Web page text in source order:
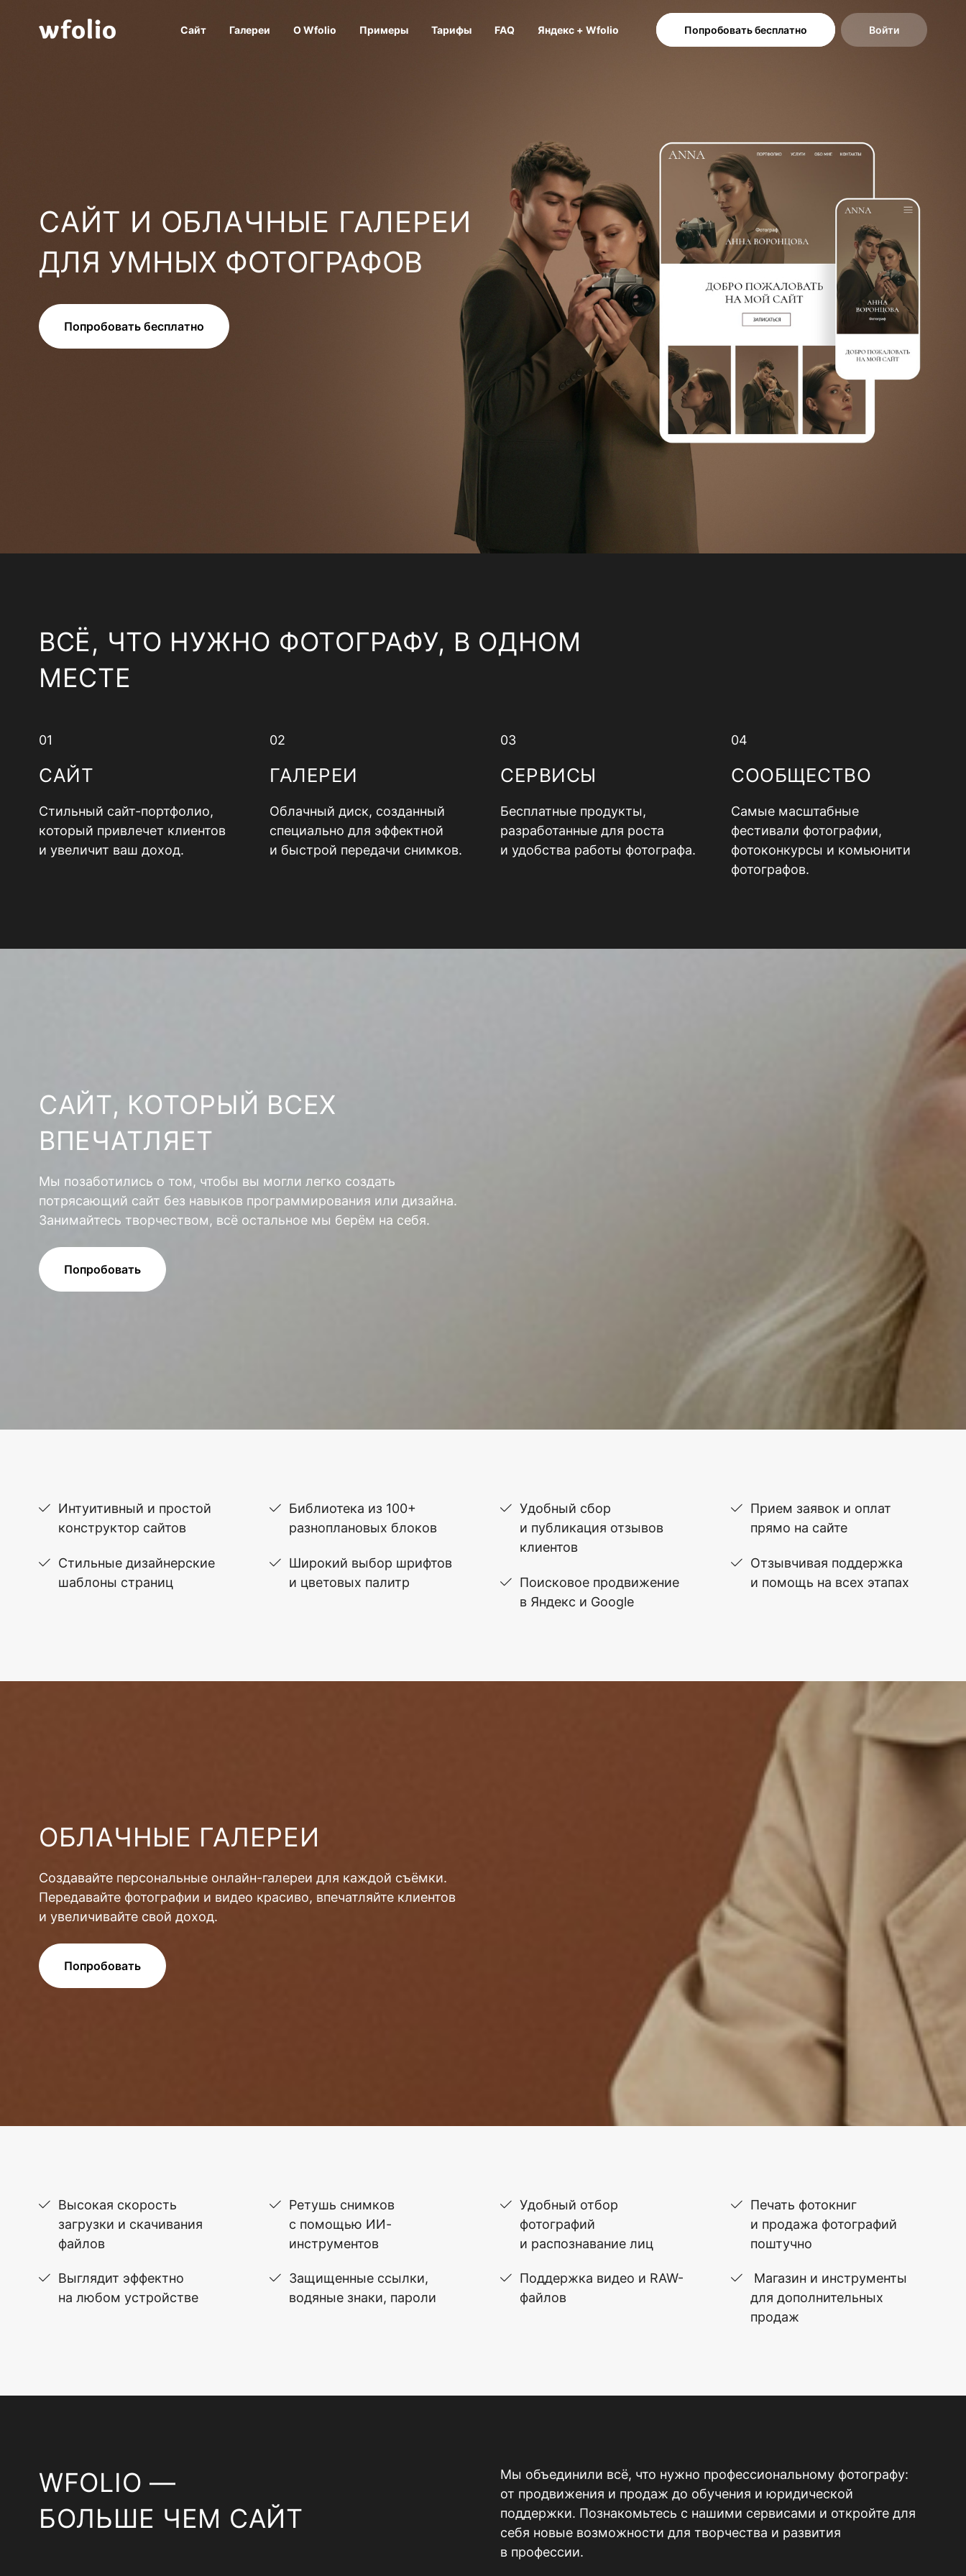
Сайт Галереи О Wfolio Примеры Тарифы FAQ Яндекс + Wfolio Попробовать бесплатно Войти
САЙТ И ОБЛАЧНЫЕ ГАЛЕРЕИ
ДЛЯ УМНЫХ ФОТОГРАФОВ
Попробовать бесплатно
ВСЁ, ЧТО НУЖНО ФОТОГРАФУ, В ОДНОМ
МЕСТЕ
01
САЙТ
Стильный сайт-портфолио,
который привлечет клиентов
и увеличит ваш доход.
02
ГАЛЕРЕИ
Облачный диск, созданный
специально для эффектной
и быстрой передачи снимков.
03
СЕРВИСЫ
Бесплатные продукты,
разработанные для роста
и удобства работы фотографа.
04
СООБЩЕСТВО
Самые масштабные
фестивали фотографии,
фотоконкурсы и комьюнити
фотографов.
САЙТ, КОТОРЫЙ ВСЕХ
ВПЕЧАТЛЯЕТ
Мы позаботились о том, чтобы вы могли легко создать
потрясающий сайт без навыков программирования или дизайна.
Занимайтесь творчеством, всё остальное мы берём на себя.
Попробовать
Интуитивный и простой
конструктор сайтов
Стильные дизайнерские
шаблоны страниц
Библиотека из 100+
разноплановых блоков
Широкий выбор шрифтов
и цветовых палитр
Удобный сбор
и публикация отзывов
клиентов
Поисковое продвижение
в Яндекс и Google
Прием заявок и оплат
прямо на сайте
Отзывчивая поддержка
и помощь на всех этапах
ОБЛАЧНЫЕ ГАЛЕРЕИ
Создавайте персональные онлайн-галереи для каждой съёмки.
Передавайте фотографии и видео красиво, впечатляйте клиентов
и увеличивайте свой доход.
Попробовать
Высокая скорость
загрузки и скачивания
файлов
Выглядит эффектно
на любом устройстве
Ретушь снимков
с помощью ИИ-
инструментов
Защищенные ссылки,
водяные знаки, пароли
Удобный отбор
фотографий
и распознавание лиц
Поддержка видео и RAW-
файлов
Печать фотокниг
и продажа фотографий
поштучно
Магазин и инструменты
для дополнительных
продаж
WFOLIO —
БОЛЬШЕ ЧЕМ САЙТ
Мы объединили всё, что нужно профессиональному фотографу:
от продвижения и продаж до обучения и юридической
поддержки. Познакомьтесь с нашими сервисами и откройте для
себя новые возможности для творчества и развития
в профессии.